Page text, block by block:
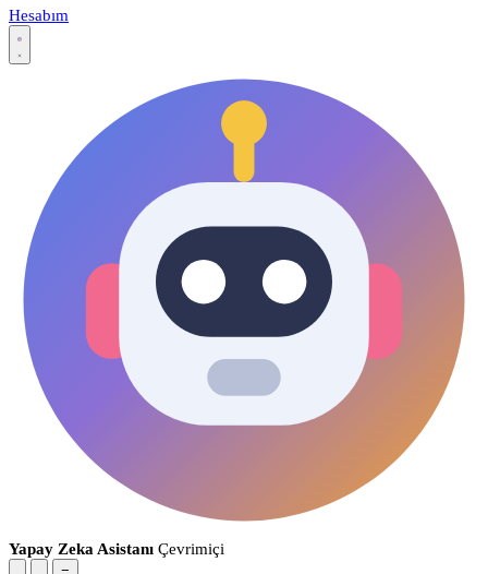
Hesabım
Yapay Zeka Asistanı Çevrimiçi
−